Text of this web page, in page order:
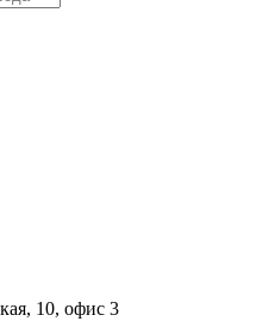
10, офис 3